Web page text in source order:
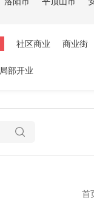
社区商业 商业街
局部开业
首